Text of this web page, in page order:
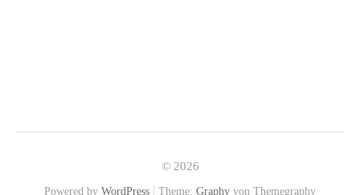
© 2026
Powered by WordPress Theme: Graphy von Themegraphy